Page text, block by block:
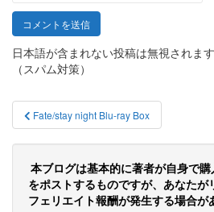
日本語が含まれない投稿は無視されま
（スパム対策）
投
稿
ナ
ビ
Fate/stay night Blu-ray Box
本ブログは基本的に著者が自身で
をポストするものですが、あなた
フェリエイト報酬が発生する場合が